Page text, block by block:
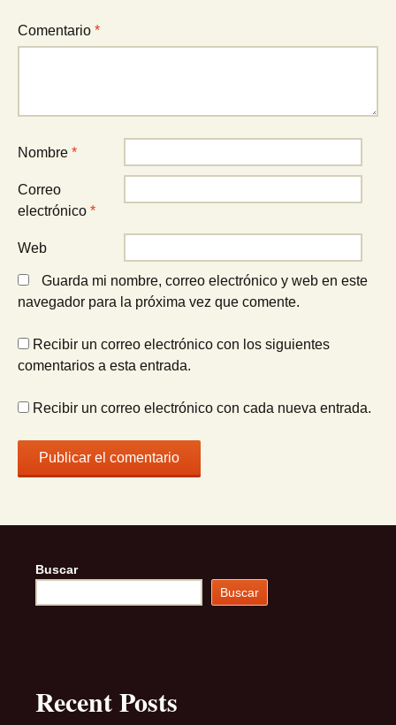
Comentario *
Nombre *
Correo
electrónico *
Web
Guarda mi nombre, correo electrónico y web en este
navegador para la próxima vez que comente.
Recibir un correo electrónico con los siguientes
comentarios a esta entrada.
Recibir un correo electrónico con cada nueva entrada.
Buscar
Buscar
Recent Posts